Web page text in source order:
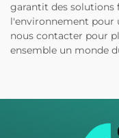
garantit des solutions
l'environnement pour
nous contacter pour
ensemble un monde